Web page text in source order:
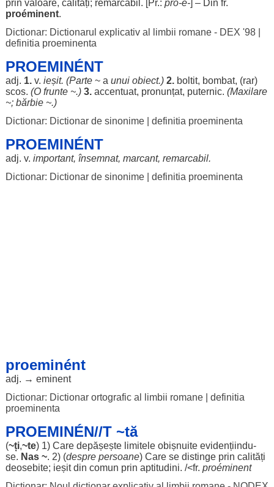
prin valoare, calități; remarcabil . [Pr.: pro-e-] – Din fr.
proéminent.
Dictionar: Dictionarul explicativ al limbii romane - DEX '98|
definitia proeminenta
PROEMINÉNT
adj. 1.v. ieșit. (Parte~ a unui obiect.) 2. boltit, bombat, (rar)
scos. (O frunte~.) 3. accentuat, pronunțat, puternic. (Maxilare
~; bărbie~.)
Dictionar: Dictionar de sinonime| definitia proeminenta
PROEMINÉNT
adj. v. important, însemnat, marcant, remarcabil.
Dictionar: Dictionar de sinonime| definitia proeminenta
proeminént
adj. → eminent
Dictionar: Dictionar ortografic al limbii romane| definitia
proeminenta
PROEMINÉN//T ~tă
(~ți,~te) 1) Care depășește limitele obișnuiteevidențiindu-
se. Nas~. 2) (despre persoane) Care se distingeprin calități
deosebite; ieșitdin comun prin aptitudini. /<fr. proéminent